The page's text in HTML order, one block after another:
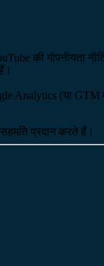
गोपनीयता नीति
Analytics (या
प्रदान करते हैं।